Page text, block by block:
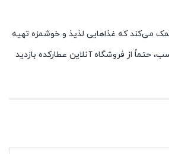
می‌کند که غذاهایی لذیذ و خوشمزه تهیه
حتماً از فروشگاه آنلاین عطارکده بازدید